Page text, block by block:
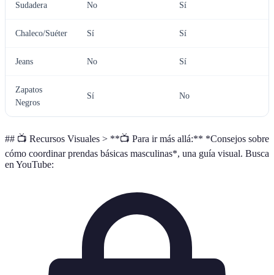
Sudadera No Sí
Chaleco/Suéter Sí Sí
Jeans No Sí
Zapatos
Negros
Sí No
## 📺 Recursos Visuales > **📺 Para ir más allá:** *Consejos sobre
cómo coordinar prendas básicas masculinas*, una guía visual. Busca
en YouTube: